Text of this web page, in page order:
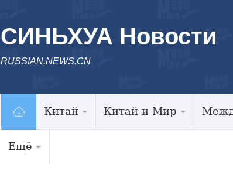
СИНЬХУА Новости
RUSSIAN.NEWS.CN
Китай Китай и Мир
Ещё